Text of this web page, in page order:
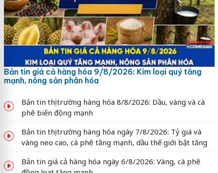
Bản tin giá cả hàng hóa 9/8/2026: Kim loại quý tăng
mạnh, nông sản phân hóa
Bản tin thị trường hàng hóa 8/8/2026: Dầu, vàng và cà
phê biến động mạnh
Bản tin thị trường hàng hóa ngày 7/8/2026: Tỷ giá và
vàng neo cao, cà phê tăng mạnh, dầu thế giới bật tăng
Bản tin giá cả hàng hóa ngày 6/8/2026: Vàng, cà phê